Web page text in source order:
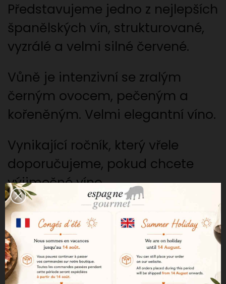
Představujeme jedno z nejlepších
španělských vín, strukturované,
vyzrálé a velmi silné červené.
Vůně je intenzivní se zralým
černým ovocem, pečeným a
kořeněným. Velmi elegantní víno.
Vynikající ročník, který vřele
doporučujeme, pokud chcete
výjimečné víno.
Velmi dobře vyvážené mezi
svěžím a vyzrálým.
Velmi dobré víno na ležení.